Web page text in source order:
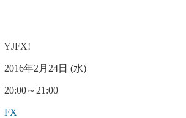
YJFX!
2016年2月24日 (水)
20:00～21:00
FX